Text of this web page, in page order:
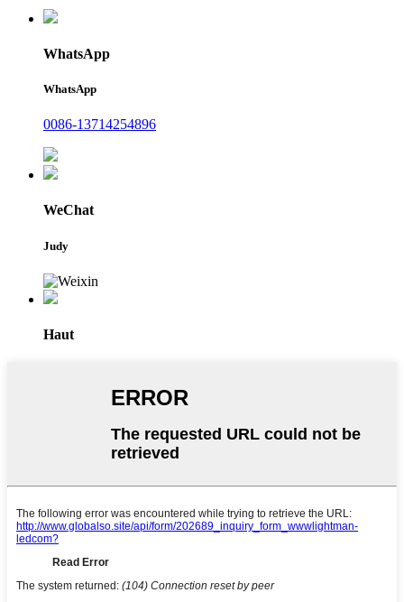
WhatsApp
WhatsApp
0086-13714254896
WeChat
Judy
Haut